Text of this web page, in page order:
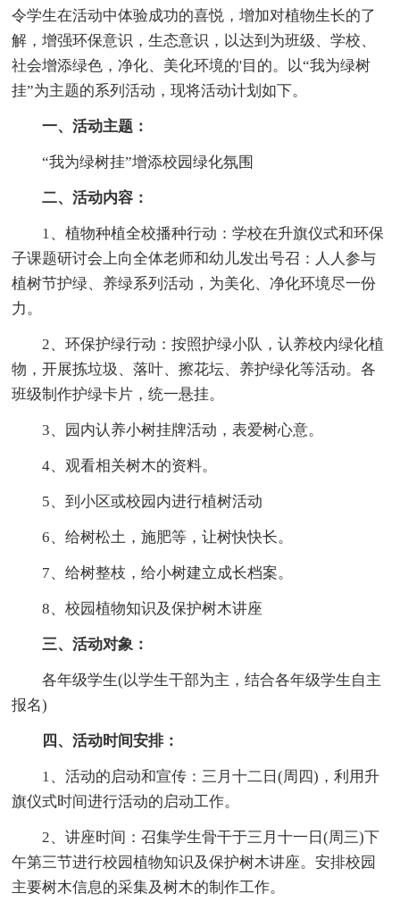
令学生在活动中体验成功的喜悦，增加对植物生长的了
解，增强环保意识，生态意识，以达到为班级、学校、
社会增添绿色，净化、美化环境的'目的。以“我为绿树
挂”为主题的系列活动，现将活动计划如下。
一、活动主题：
“我为绿树挂”增添校园绿化氛围
二、活动内容：
1、植物种植全校播种行动：学校在升旗仪式和环保
子课题研讨会上向全体老师和幼儿发出号召：人人参与
植树节护绿、养绿系列活动，为美化、净化环境尽一份
力。
2、环保护绿行动：按照护绿小队，认养校内绿化植
物，开展拣垃圾、落叶、擦花坛、养护绿化等活动。各
班级制作护绿卡片，统一悬挂。
3、园内认养小树挂牌活动，表爱树心意。
4、观看相关树木的资料。
5、到小区或校园内进行植树活动
6、给树松土，施肥等，让树快快长。
7、给树整枝，给小树建立成长档案。
8、校园植物知识及保护树木讲座
三、活动对象：
各年级学生(以学生干部为主，结合各年级学生自主
报名)
四、活动时间安排：
1、活动的启动和宣传：三月十二日(周四)，利用升
旗仪式时间进行活动的启动工作。
2、讲座时间：召集学生骨干于三月十一日(周三)下
午第三节进行校园植物知识及保护树木讲座。安排校园
主要树木信息的采集及树木的制作工作。